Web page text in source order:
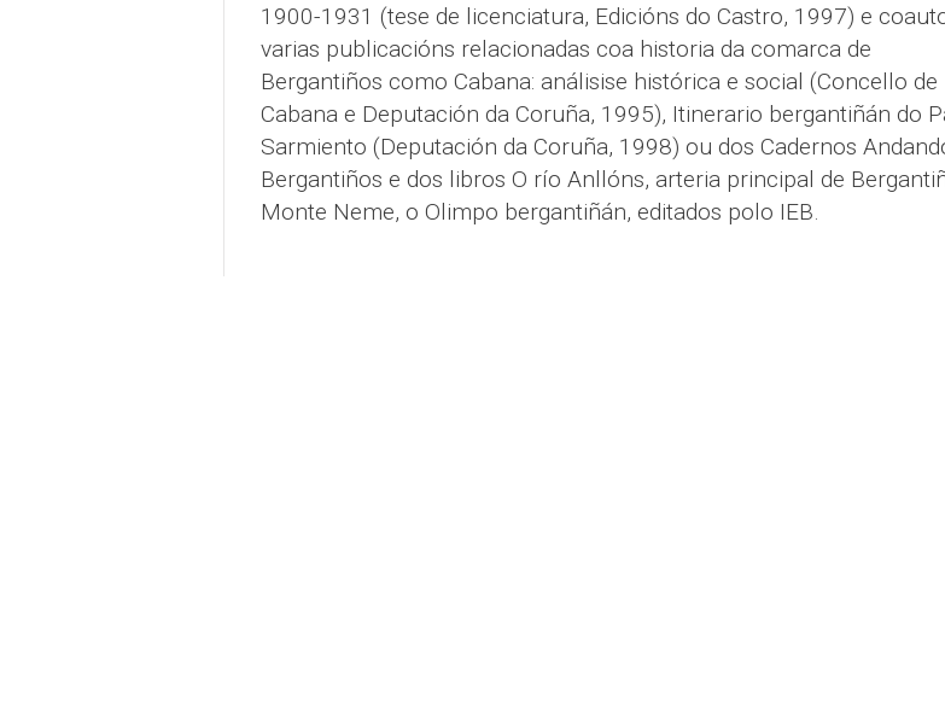
1900-1931 (tese de licenciatura, Edicións do Castro, 1997) e
varias publicacións relacionadas coa historia da comarca de
Bergantiños como Cabana: análisise histórica e social (Concello de
Cabana e Deputación da Coruña, 1995), Itinerario bergantiñán do
Sarmiento (Deputación da Coruña, 1998) ou dos Cadernos
Bergantiños e dos libros O río Anllóns, arteria principal de
Monte Neme, o Olimpo bergantiñán, editados polo IEB.